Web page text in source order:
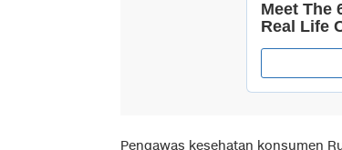
Pengawas kesehatan konsumen